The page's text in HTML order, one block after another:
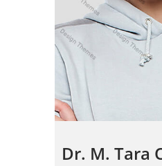
Dr. M. Tara